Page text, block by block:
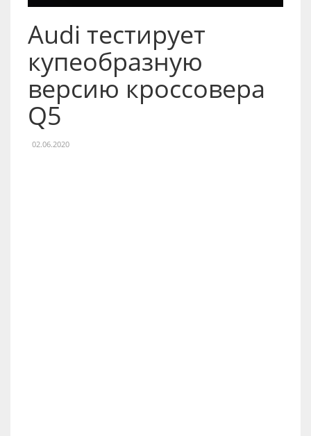
Audi тестирует
купеобразную
версию кроссовера
Q5
02.06.2020